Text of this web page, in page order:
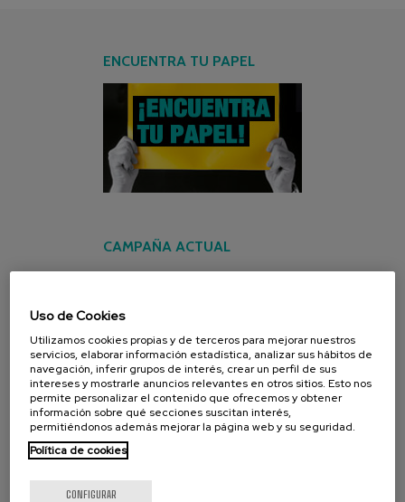
ENCUENTRA TU PAPEL
CAMPAÑA ACTUAL
Uso de Cookies
Utilizamos cookies propias y de terceros para mejorar nuestros
servicios, elaborar información estadística, analizar sus hábitos de
navegación, inferir grupos de interés, crear un perfil de sus
intereses y mostrarle anuncios relevantes en otros sitios. Esto nos
permite personalizar el contenido que ofrecemos y obtener
información sobre qué secciones suscitan interés,
permitiéndonos además mejorar la página web y su seguridad.
Política de cookies
CONFIGURAR